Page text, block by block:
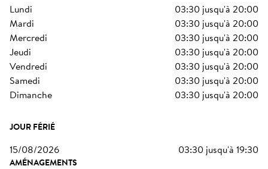
lundi 03:30 jusqu'à 20:00
mardi
03:30 jusqu'à 20:00
mercredi
03:30 jusqu'à 20:00
jeudi
03:30 jusqu'à 20:00
vendredi
03:30 jusqu'à 20:00
samedi
03:30 jusqu'à 20:00
dimanche
03:30 jusqu'à 20:00
JOUR FÉRIÉ
15/08/2026 03:30 jusqu'à 19:30
AMÉNAGEMENTS